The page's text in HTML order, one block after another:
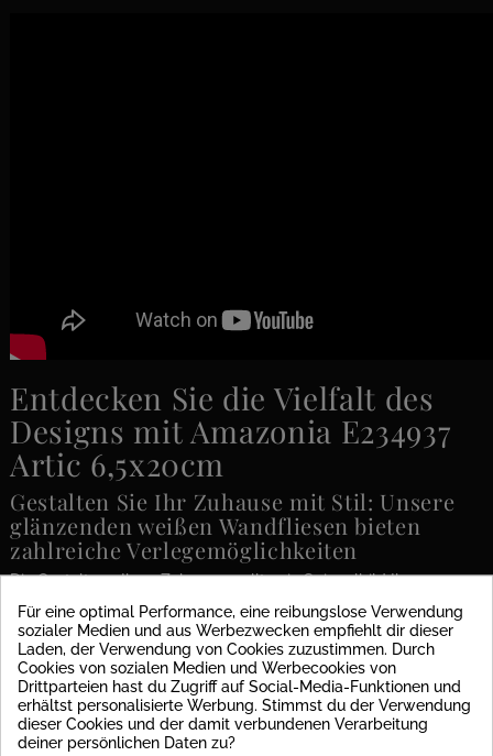
Entdecken Sie die Vielfalt des
Designs mit Amazonia E234937
Artic 6,5x20cm
Gestalten Sie Ihr Zuhause mit Stil: Unsere
glänzenden weißen Wandfliesen bieten
zahlreiche Verlegemöglichkeiten
Die Gestaltung Ihres Zuhauses sollte ein Spiegelbild Ihrer
Amazonia E234937 Artic 6,5x20cm können Sie Ihrer Kreativität
freien Lauf lassen. Dank ihrer glänzenden Oberfläche und
rustikalen Kanten lassen sich verschiedenste
Verlegemöglichkeiten realisieren – von Fischgrät bis hin zu
hochkant und halbverband. Entdecken Sie die Vielfalt des
Designs und verwandeln Sie Ihr Zuhause in eine wahre Oase!
- Verleihen Sie Ihrem Zuhause mit unseren modernen weißen
Für eine optimal Performance, eine reibungslose Verwendung
sozialer Medien und aus Werbezwecken empfiehlt dir dieser
Laden, der Verwendung von Cookies zuzustimmen. Durch
Cookies von sozialen Medien und Werbecookies von
Drittparteien hast du Zugriff auf Social-Media-Funktionen und
erhältst personalisierte Werbung. Stimmst du der Verwendung
dieser Cookies und der damit verbundenen Verarbeitung
deiner persönlichen Daten zu?